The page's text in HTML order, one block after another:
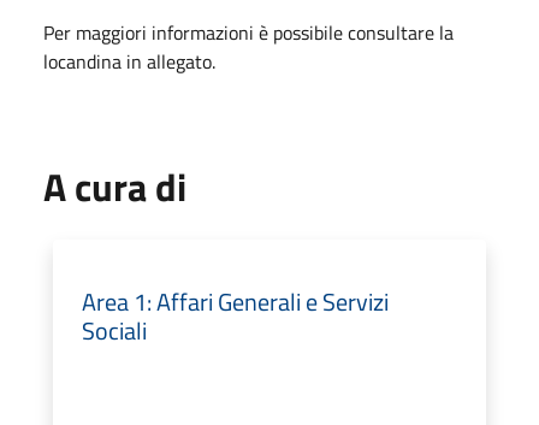
Per maggiori informazioni è possibile consultare la
locandina in allegato.
A cura di
Area 1: Affari Generali e Servizi
Sociali